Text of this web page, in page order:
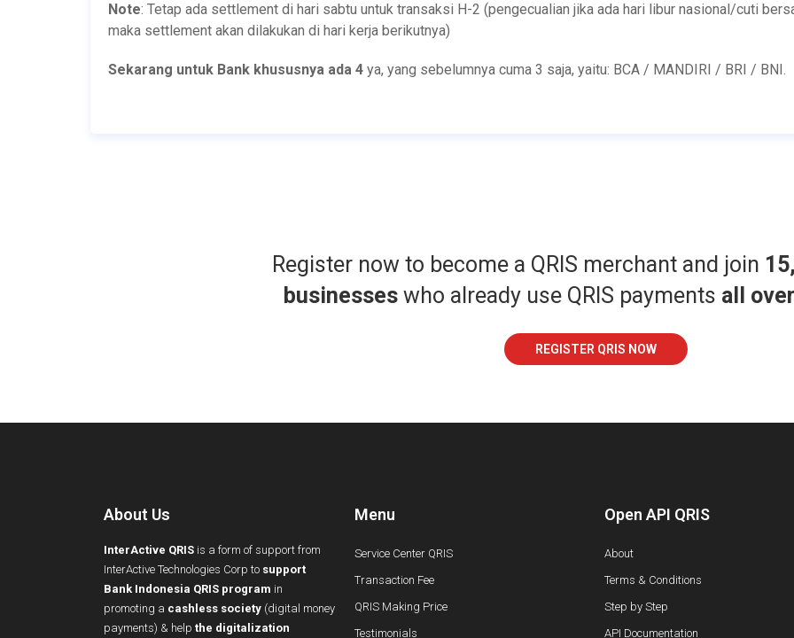
Note: Tetap ada settlement di hari sabtu untuk transaksi H-2 (pengecualian jika ada hari libur nasional/cuti
maka settlement akan dilakukan di hari kerja berikutnya)
Sekarang untuk Bank khususnya ada 4 ya, yang sebelumnya cuma 3 saja, yaitu: BCA / MANDIRI / BRI / BNI.
Register now to become a QRIS merchant and join
businesseswho already use QRIS payments all
REGISTER QRIS NOW
About Us
InterActive QRIS is a form of support from
InterActive Technologies Corp to support
Bank Indonesia QRIS program in
promoting a cashless society (digital money
payments) & help the digitalization
Menu
Service Center QRIS
Transaction Fee
QRIS Making Price
Testimonials
Open API QRIS
About
Terms & Conditions
Step by Step
API Documentation